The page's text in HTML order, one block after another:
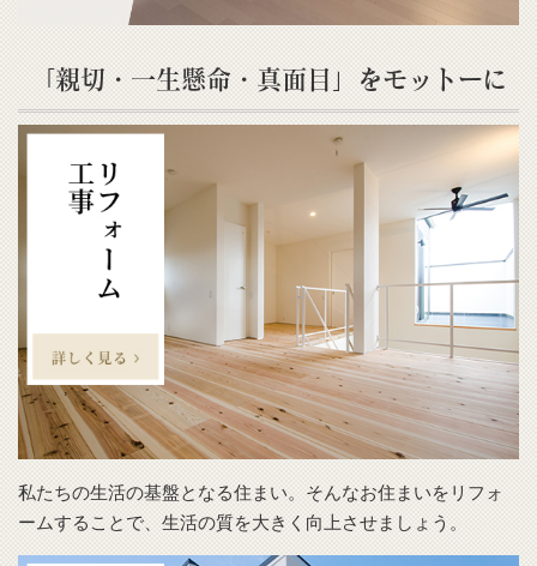
「親切・一生懸命・真面目」をモットーに
私たちの生活の基盤となる住まい。そんなお住まいをリフォ
ームすることで、生活の質を大きく向上させましょう。